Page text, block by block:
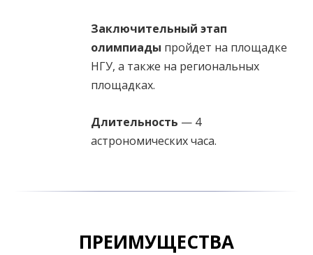
Заключительный этап
олимпиады пройдет на площадке
НГУ, а также на региональных
площадках.
Длительность — 4
астрономических часа.
ПРЕИМУЩЕСТВА